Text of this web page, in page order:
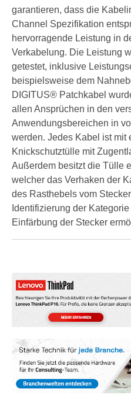
garantieren, dass die
Channel Spezifikation
hervorragende Leistung in
Verkabelung. Die Leistung
getestet, inklusive
beispielsweise dem
DIGITUS® Patchkabel
allen Ansprüchen in den
Anwendungsbereichen in
werden. Jedes Kabel ist mit
Knickschutztülle mit
Außerdem besitzt die Tülle
welcher das Verhaken der
des Rasthebels vom
Identifizierung der
Einfärbung der Stecker